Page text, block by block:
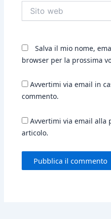
web
Salva il mio nome,
browser per la prossima
Avvertimi via email in
commento.
Avvertimi via email alla
articolo.